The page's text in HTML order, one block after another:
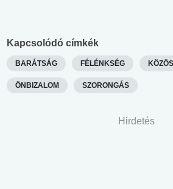
Kapcsolódó címkék
BARÁTSÁG FÉLÉNKSÉG
ÖNBIZALOM SZORONGÁS
Hirdetés